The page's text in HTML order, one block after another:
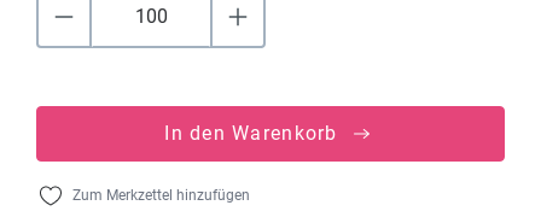
In den Warenkorb
Zum Merkzettel hinzufügen